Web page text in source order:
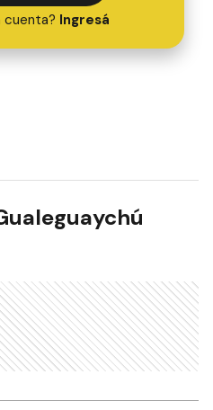
cuenta? Ingresá